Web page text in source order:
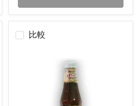
マ
ベ
ジ 比較